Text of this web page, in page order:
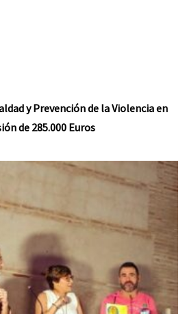
y Prevención de la Violencia en
de 285.000 Euros